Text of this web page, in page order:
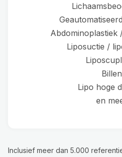
Abdominoplastiek
Liposuctie /
Billen
Lipo hoge
en
Inclusief meer dan 5.000